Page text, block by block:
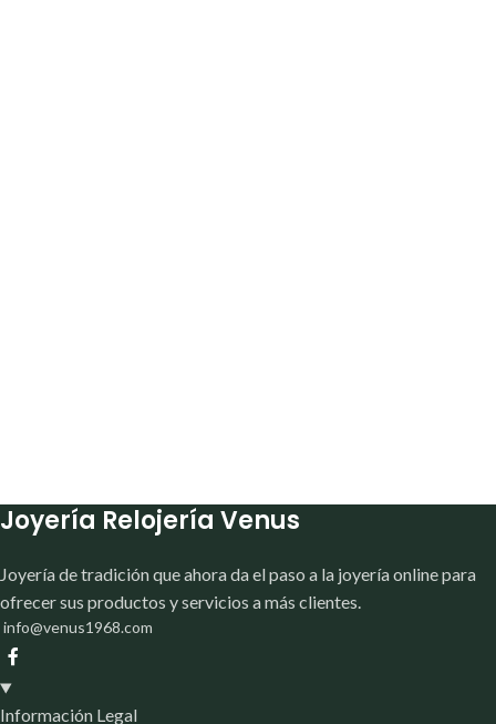
Joyería Relojería Venus
Joyería de tradición que ahora da el paso a la joyería online para
ofrecer sus productos y servicios a más clientes.
info@venus1968.com
Información Legal